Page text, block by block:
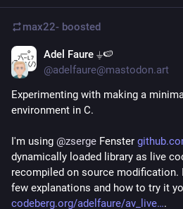
max22- boosted
Adel Faure ⏚🍉
@adelfaure@mastodon.art
Experimenting with making a
environment in C.
I'm using @zserge Fenster
dynamically loaded library as live
recompiled on source modification.
few explanations and how to try it
codeberg.org/adelfaure/av_live
.